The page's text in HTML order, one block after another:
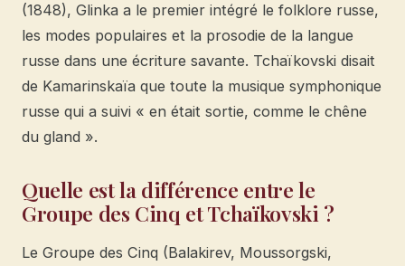
(1848), Glinka a le premier intégré le folklore russe,
les modes populaires et la prosodie de la langue
russe dans une écriture savante. Tchaïkovski disait
de Kamarinskaïa que toute la musique symphonique
russe qui a suivi « en était sortie, comme le chêne
du gland ».
Quelle est la différence entre le
Groupe des Cinq et Tchaïkovski ?
Le Groupe des Cinq (Balakirev, Moussorgski,